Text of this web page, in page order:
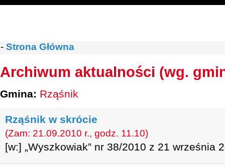
- Strona Główna
Archiwum aktualności (wg.
Gmina: Rząśnik
Rząśnik w skrócie
(Zam: 21.09.2010 r., godz. 11.10)
[w:] „Wyszkowiak” nr 38/2010 z 21 września